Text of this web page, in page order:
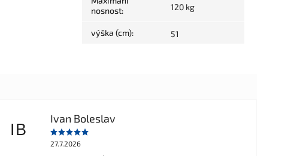
nosnost: 120 kg
výška (cm): 51
IB
Ivan Boleslav
27.7.2026